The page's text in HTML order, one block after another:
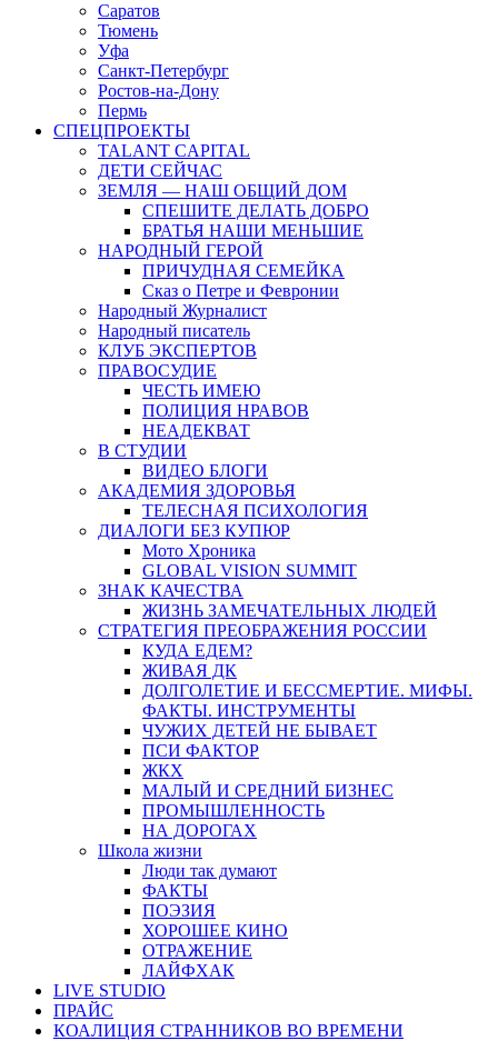
Саратов
Тюмень
Уфа
Санкт-Петербург
Ростов-на-Дону
Пермь
СПЕЦПРОЕКТЫ
TALANT CAPITAL
ДЕТИ СЕЙЧАС
ЗЕМЛЯ — НАШ ОБЩИЙ ДОМ
СПЕШИТЕ ДЕЛАТЬ ДОБРО
БРАТЬЯ НАШИ МЕНЬШИЕ
НАРОДНЫЙ ГЕРОЙ
ПРИЧУДНАЯ СЕМЕЙКА
Сказ о Петре и Февронии
Народный Журналист
Народный писатель
КЛУБ ЭКСПЕРТОВ
ПРАВОСУДИЕ
ЧЕСТЬ ИМЕЮ
ПОЛИЦИЯ НРАВОВ
НЕАДЕКВАТ
В СТУДИИ
ВИДЕО БЛОГИ
АКАДЕМИЯ ЗДОРОВЬЯ
ТЕЛЕСНАЯ ПСИХОЛОГИЯ
ДИАЛОГИ БЕЗ КУПЮР
Мото Хроника
GLOBAL VISION SUMMIT
ЗНАК КАЧЕСТВА
ЖИЗНЬ ЗАМЕЧАТЕЛЬНЫХ ЛЮДЕЙ
СТРАТЕГИЯ ПРЕОБРАЖЕНИЯ РОССИИ
КУДА ЕДЕМ?
ЖИВАЯ ДК
ДОЛГОЛЕТИЕ И БЕССМЕРТИЕ. МИФЫ.
ФАКТЫ. ИНСТРУМЕНТЫ
ЧУЖИХ ДЕТЕЙ НЕ БЫВАЕТ
ПСИ ФАКТОР
ЖКХ
МАЛЫЙ И СРЕДНИЙ БИЗНЕС
ПРОМЫШЛЕННОСТЬ
НА ДОРОГАХ
Школа жизни
Люди так думают
ФАКТЫ
ПОЭЗИЯ
ХОРОШЕЕ КИНО
ОТРАЖЕНИЕ
ЛАЙФХАК
LIVE STUDIO
ПРАЙС
КОАЛИЦИЯ СТРАННИКОВ ВО ВРЕМЕНИ